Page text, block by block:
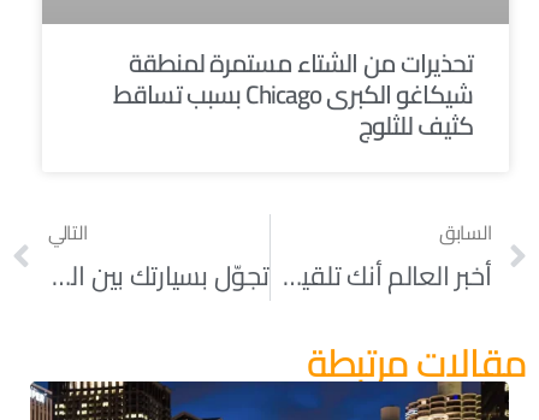
تحذيرات من الشتاء مستمرة لمنطقة
شيكاغو الكبرى Chicago بسبب تساقط
كثيف للثلوج
السابق
أخبر العالم أنك تلقيت التطعيم عبر هذه الأزرار المصنوعة في شيكاغو
التالي
تجوّل بسيارتك بين الديناصورات في مركز «فوكس فالي»
مقالات مرتبطة